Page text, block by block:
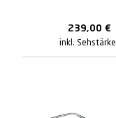
239,00 €
inkl. Sehstärke